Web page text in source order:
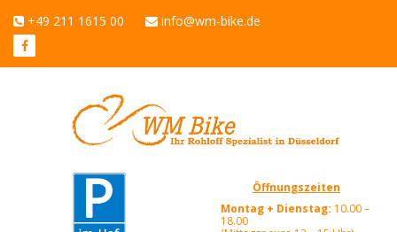
+49 211 1615 00 info@wm-bike.de
Öffnungszeiten
Montag + Dienstag: 10.00 –
18.00